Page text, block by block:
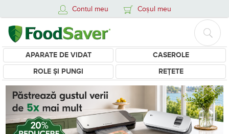
Contul meu Coșul meu
APARATE DE VIDAT
CASEROLE
ROLE ȘI PUNGI
REȚETE